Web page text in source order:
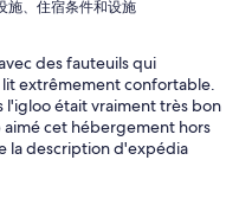
施、住宿条件和设施
des fauteuils qui
extrêmement confortable.
l'igloo était vraiment très bon
cet hébergement hors
la description d'expédia
salle de bain sans
communes hors de l'igloo,
que cela soit clairement